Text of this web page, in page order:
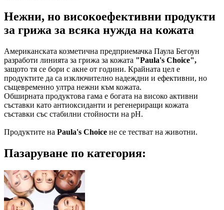
Нежни, но високоефективни продукти
за грижа за всяка нужда на кожата
Американската козметична предприемачка Паула Бегоун
разработи линията за грижа за кожата "Paula's Choice",
защото тя се бори с акне от години. Крайната цел е
продуктите да са изключително надеждни и ефективни, но
същевременно ултра нежни към кожата.
Обширната продуктова гама е богата на високо активни
съставки като антиоксиданти и регенериращи кожата
съставки със стабилни стойности на pH.
Продуктите на Paula's Choice не се тестват на животни.
Пазаруване по категория: